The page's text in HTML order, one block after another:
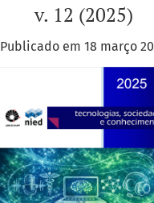
v. 12 (2025)
Publicado em 18 março